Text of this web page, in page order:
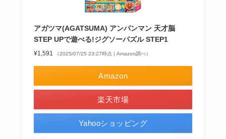
アガツマ(AGATSUMA) アンパンマン 天才脳
STEP UPで遊べる!ジグソーパズル STEP1
¥1,591 （2025/07/25 23:27時点 | Amazon調べ）
Amazon
楽天市場
Yahooショッピング